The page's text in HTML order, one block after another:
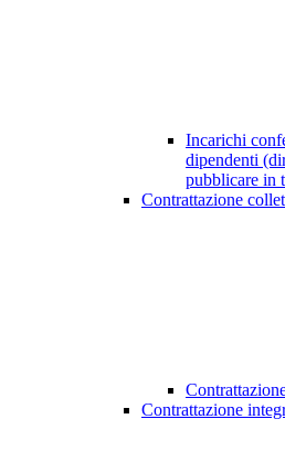
Incarichi
dipendenti
pubblicare in
Contrattazione
Contrattazione